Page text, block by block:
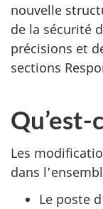
nouvelle
de la sécurité
précisions et
sections
Qu’est-
Les
dans
Le poste